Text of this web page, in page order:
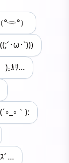
（°𓂍°）
･ω･`)))
ｶｻ…
｀):
…